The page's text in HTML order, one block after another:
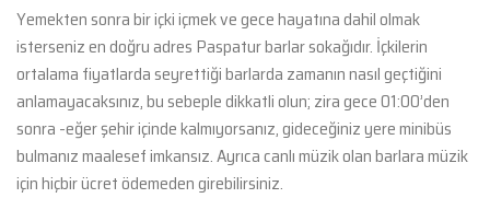
Yemekten sonra bir içki içmek ve gece hayatına dahil olmak
isterseniz en doğru adres Paspatur barlar sokağıdır. İçkilerin
ortalama fiyatlarda seyrettiği barlarda zamanın nasıl geçtiğini
anlamayacaksınız, bu sebeple dikkatli olun; zira gece 01:00’den
sonra -eğer şehir içinde kalmıyorsanız, gideceğiniz yere minibüs
bulmanız maalesef imkansız. Ayrıca canlı müzik olan barlara müzik
için hiçbir ücret ödemeden girebilirsiniz.